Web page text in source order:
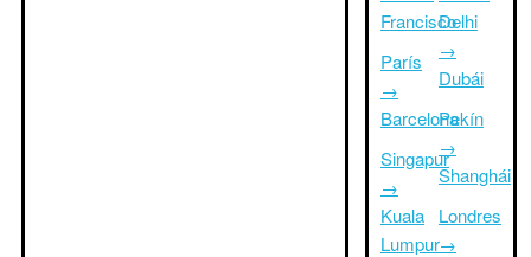
Francisco
París
→
Barcelona
Singapur
→
Kuala
Lumpur
Delhi
→
Dubái
Pekín
→
Shanghái
Londres
→